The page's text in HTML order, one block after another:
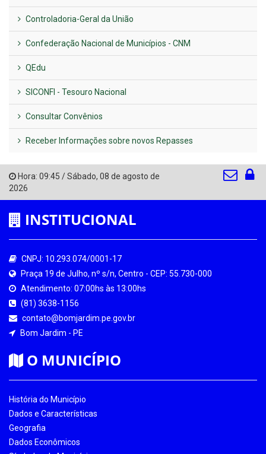
Controladoria-Geral da União
Confederação Nacional de Municípios - CNM
QEdu
SICONFI - Tesouro Nacional
Consultar Convênios
Receber Informações sobre novos Repasses
Hora: 09:45 /Sábado, 08 de agosto de
2026
INSTITUCIONAL
CNPJ: 10.293.074/0001-17
Praça 19 de Julho, nº s/n, Centro - CEP: 55.730-000
Atendimento: 07:00hs às 13:00hs
(81) 3638-1156
contato@bomjardim.pe.gov.br
Bom Jardim - PE
O MUNICÍPIO
História do Município
Dados e Características
Geografia
Dados Econômicos